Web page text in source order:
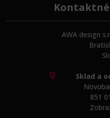
AWA design
Sklad a
851